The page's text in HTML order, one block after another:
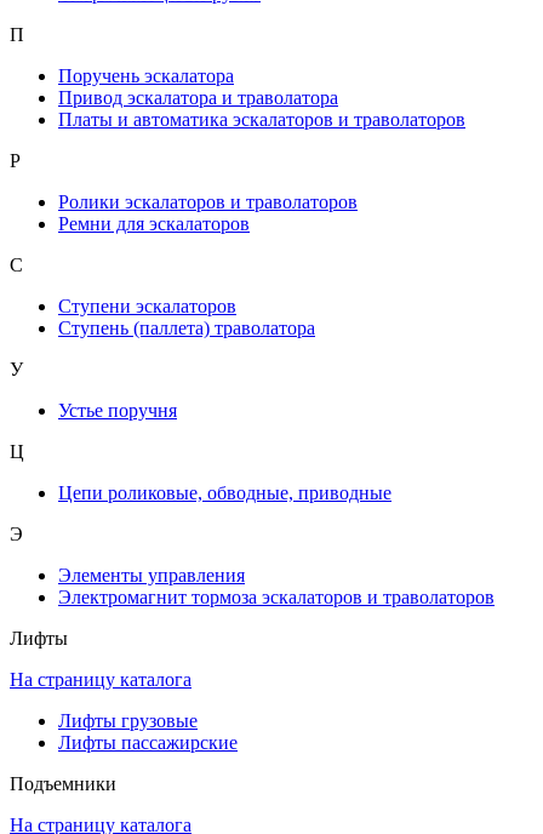
П
Поручень эскалатора
Привод эскалатора и траволатора
Платы и автоматика эскалаторов и траволаторов
Р
Ролики эскалаторов и траволаторов
Ремни для эскалаторов
С
Ступени эскалаторов
Ступень (паллета) траволатора
У
Устье поручня
Ц
Цепи роликовые, обводные, приводные
Э
Элементы управления
Электромагнит тормоза эскалаторов и траволаторов
Лифты
На страницу каталога
Лифты грузовые
Лифты пассажирские
Подъемники
На страницу каталога